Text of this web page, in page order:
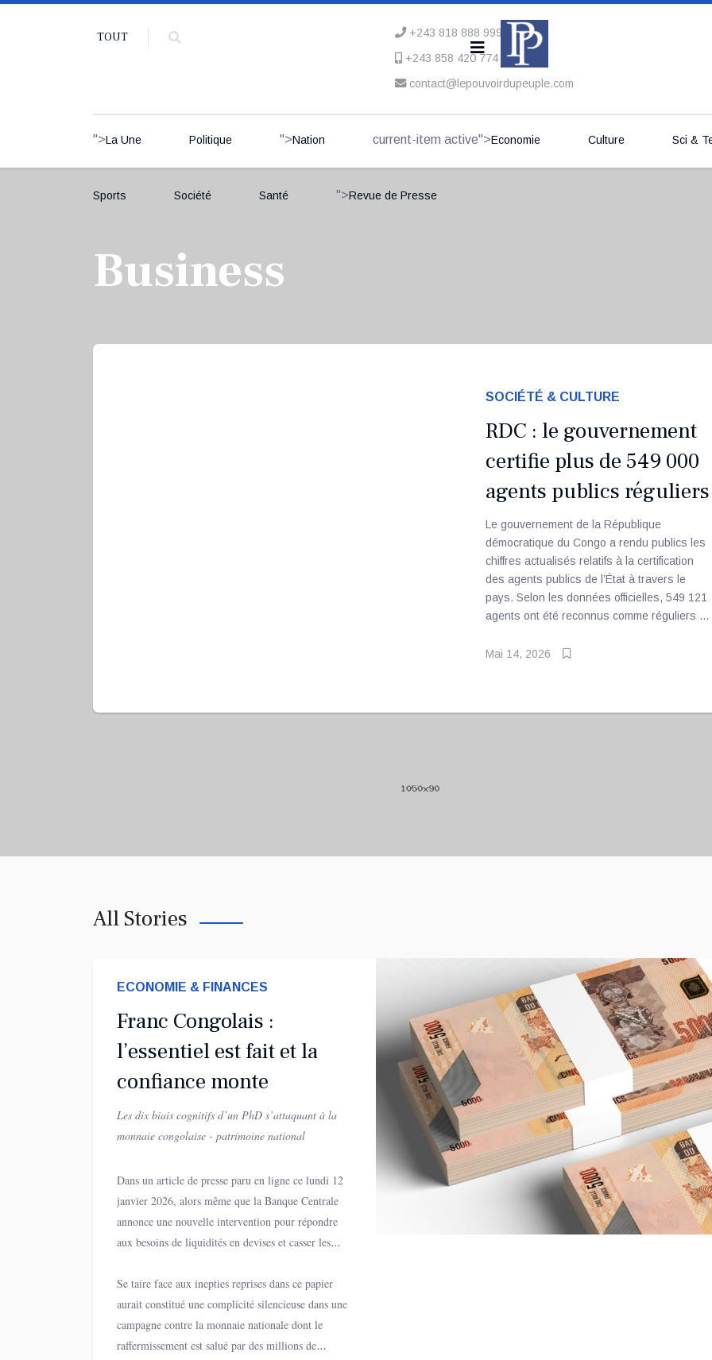
TOUT
+243 818 888 999
+243 858 420 774
contact@lepouvoirdupeuple.com
">La Une Politique ">Nation current-item active">Economie Culture Sci &
Sports Société Santé ">Revue de Presse
Business
SOCIÉTÉ & CULTURE
RDC : le gouvernement
certifie plus de 549 000
agents publics réguliers
Le gouvernement de la République
démocratique du Congo a rendu publics les
chiffres actualisés relatifs à la certification
des agents publics de l’État à travers le
pays. Selon les données officielles, 549 121
agents ont été reconnus comme réguliers ...
Mai 14, 2026
All Stories
ECONOMIE & FINANCES
Franc Congolais :
l’essentiel est fait et la
confiance monte
Les dix biais cognitifs d’un PhD s’attaquant à la
monnaie congolaise - patrimoine national
Dans un article de presse paru en ligne ce lundi 12
janvier 2026, alors même que la Banque Centrale
annonce une nouvelle intervention pour répondre
aux besoins de liquidités en devises et casser les
économiques, un prétendu expert, aux réflexions
rappelant l’effet Dunning-Kruger et la paranoïa,
tente de semer le trouble et inoculer le doute quant à
la stabilité avérée du CDF.
Se taire face aux inepties reprises dans ce papier
aurait constitué une complicité silencieuse dans une
campagne contre la monnaie nationale dont le
raffermissement est salué par des millions de